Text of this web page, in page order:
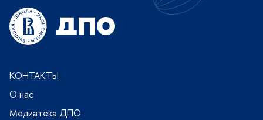
КОНТАКТЫ
О нас
Медиатека ДПО